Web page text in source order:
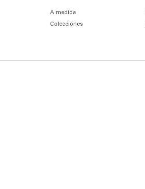
A medida
Colecciones